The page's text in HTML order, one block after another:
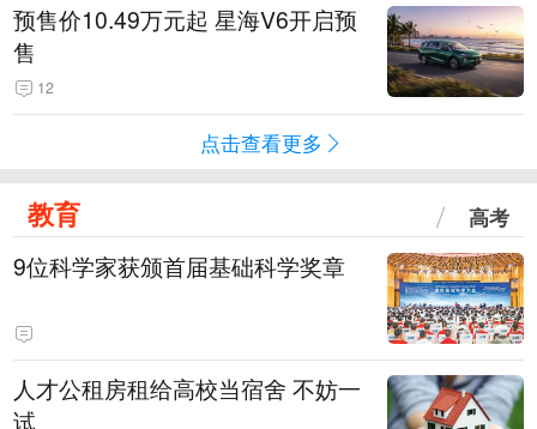
预售价10.49万元起 星海V6开启预
售
12
点击查看更多
教育 高考
9位科学家获颁首届基础科学奖章
人才公租房租给高校当宿舍 不妨一
试